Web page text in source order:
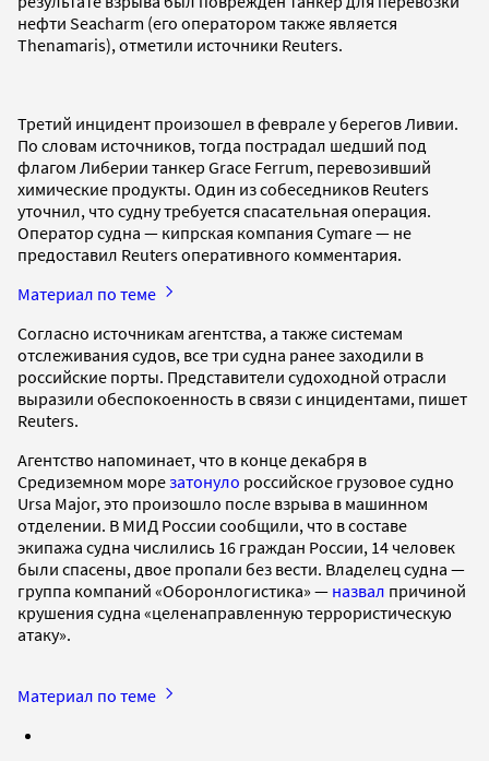
нефти Seacharm (его оператором также является
Thenamaris), отметили источники Reuters.
Третий инцидент произошел в феврале у берегов Ливии.
По словам источников, тогда пострадал шедший под
флагом Либерии танкер Grace Ferrum, перевозивший
химические продукты. Один из собеседников Reuters
уточнил, что судну требуется спасательная операция.
Оператор судна — кипрская компания Cymare — не
предоставил Reuters оперативного комментария.
Материал по теме
Согласно источникам агентства, а также системам
отслеживания судов, все три судна ранее заходили в
российские порты. Представители судоходной отрасли
выразили обеспокоенность в связи с инцидентами, пишет
Reuters.
Агентство напоминает, что в конце декабря в
Средиземном морезатонуло российское грузовое судно
Ursa Major, это произошло после взрыва в машинном
отделении. В МИД России сообщили, что в составе
экипажа судна числились 16 граждан России, 14 человек
были спасены, двое пропали без вести. Владелец судна —
группа компаний «Оборонлогистика» — назвал причиной
крушения судна «целенаправленную террористическую
атаку».
Материал по теме